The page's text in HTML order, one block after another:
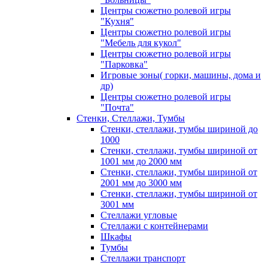
Центры сюжетно ролевой игры
"Кухня"
Центры сюжетно ролевой игры
"Мебель для кукол"
Центры сюжетно ролевой игры
"Парковка"
Игровые зоны( горки, машины, дома и
др)
Центры сюжетно ролевой игры
"Почта"
Стенки, Стеллажи, Тумбы
Стенки, стеллажи, тумбы шириной до
1000
Стенки, стеллажи, тумбы шириной от
1001 мм до 2000 мм
Стенки, стеллажи, тумбы шириной от
2001 мм до 3000 мм
Стенки, стеллажи, тумбы шириной от
3001 мм
Стеллажи угловые
Стеллажи с контейнерами
Шкафы
Тумбы
Стеллажи транспорт